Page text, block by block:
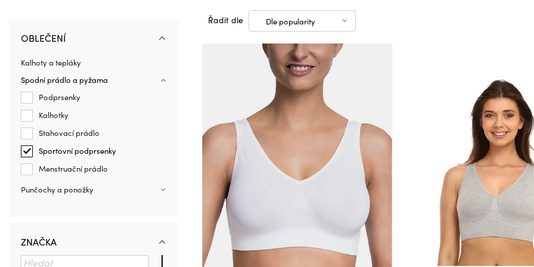
Řadit dle Dle popularity
OBLEČENÍ
Kalhoty a tepláky
Spodní prádlo a pyžama
Podprsenky
Kalhotky
Stahovací prádlo
Sportovní podprsenky
Menstruační prádlo
Punčochy a ponožky
ZNAČKA